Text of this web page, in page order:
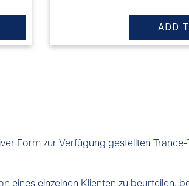
Form zur Verfügung gestellten
eines einzelnen Klienten zu beurteilen,